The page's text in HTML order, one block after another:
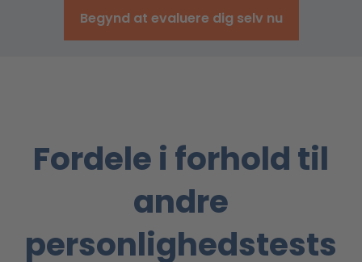
Begynd at evaluere dig selv nu
Fordele i forhold til
andre
personlighedstests